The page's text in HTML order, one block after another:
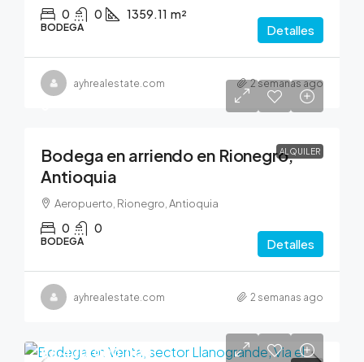
0 0 1359.11 m²
BODEGA Detalles
ayhrealestate.com 2 semanas ago
ALQUILER
Bodega en arriendo en Rionegro,
Antioquia
Aeropuerto, Rionegro, Antioquia
0 0
BODEGA Detalles
ayhrealestate.com 2 semanas ago
$6,400,000,000